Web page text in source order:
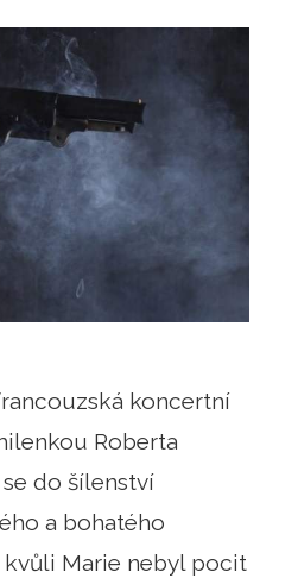
koncertní
Roberta
do šílenství
a bohatého
kvůli Marie nebyl pocit